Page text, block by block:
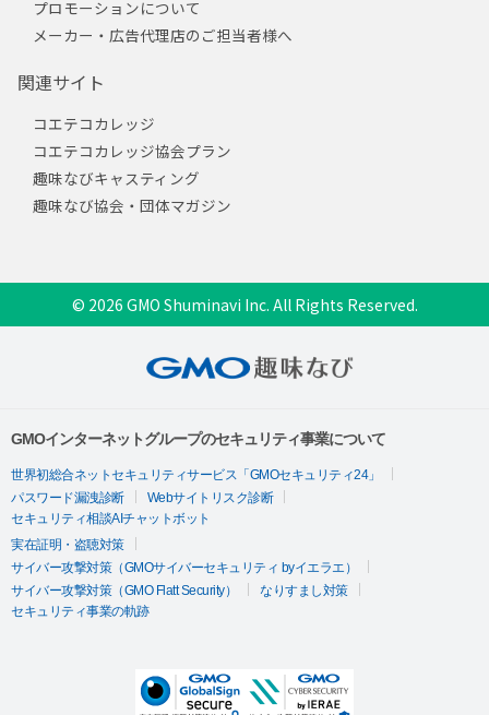
プロモーションについて
メーカー・広告代理店のご担当者様へ
関連サイト
コエテコカレッジ
コエテコカレッジ協会プラン
趣味なびキャスティング
趣味なび協会・団体マガジン
© 2026 GMO Shuminavi Inc. All Rights Reserved.